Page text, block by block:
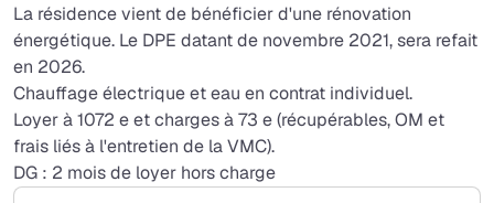
La résidence vient de bénéficier d'une rénovation
énergétique. Le DPE datant de novembre 2021, sera refait
en 2026.
Chauffage électrique et eau en contrat individuel.
Loyer à 1072 e et charges à 73 e (récupérables, OM et
frais liés à l'entretien de la VMC).
DG : 2 mois de loyer hors charge